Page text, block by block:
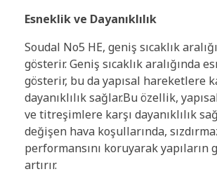
Esneklik ve Dayanıklılık
Soudal No5 HE, geniş sıcaklık
gösterir. Geniş sıcaklık aralığında
gösterir, bu da yapısal hareketlere
dayanıklılık sağlar.Bu özellik,
ve titreşimlere karşı dayanıklılık
değişen hava koşullarında,
performansını koruyarak yapıların
artırır.